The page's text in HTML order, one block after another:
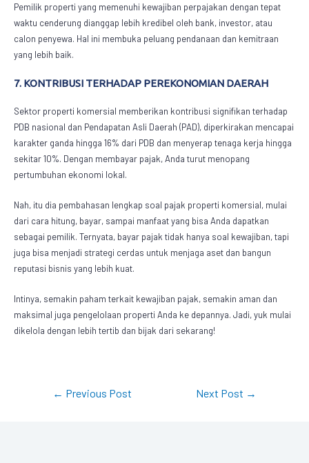
Pemilik properti yang memenuhi kewajiban perpajakan dengan tepat
waktu cenderung dianggap lebih kredibel oleh bank, investor, atau
calon penyewa. Hal ini membuka peluang pendanaan dan kemitraan
yang lebih baik.
7. KONTRIBUSI TERHADAP PEREKONOMIAN DAERAH
Sektor properti komersial memberikan kontribusi signifikan terhadap
PDB nasional dan Pendapatan Asli Daerah (PAD), diperkirakan mencapai
karakter ganda hingga 16% dari PDB dan menyerap tenaga kerja hingga
sekitar 10%. Dengan membayar pajak, Anda turut menopang
pertumbuhan ekonomi lokal.
Nah, itu dia pembahasan lengkap soal pajak properti komersial, mulai
dari cara hitung, bayar, sampai manfaat yang bisa Anda dapatkan
sebagai pemilik. Ternyata, bayar pajak tidak hanya soal kewajiban, tapi
juga bisa menjadi strategi cerdas untuk menjaga aset dan bangun
reputasi bisnis yang lebih kuat.
Intinya, semakin paham terkait kewajiban pajak, semakin aman dan
maksimal juga pengelolaan properti Anda ke depannya. Jadi, yuk mulai
dikelola dengan lebih tertib dan bijak dari sekarang!
← Previous Post Next Post →